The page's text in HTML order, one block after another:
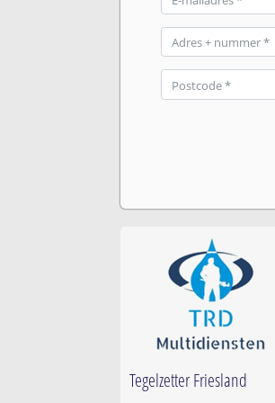
Tegelzetter Friesland